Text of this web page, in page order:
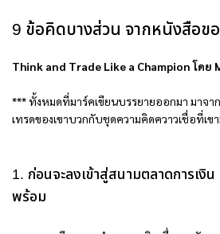
9 ข้อคิดบางส่วน จากหนังสือข
Think and Trade Like a Champion โดย
*** ทั้งหมดที่มาร์คเขียนบรรยายออกมา มาจ
เทรดของเขาบวกกับชุดความคิดควาวเชื่อที่เข
1. ก่อนจะลงเข้าสู่สนามตลาดการเงิ
พร้อม